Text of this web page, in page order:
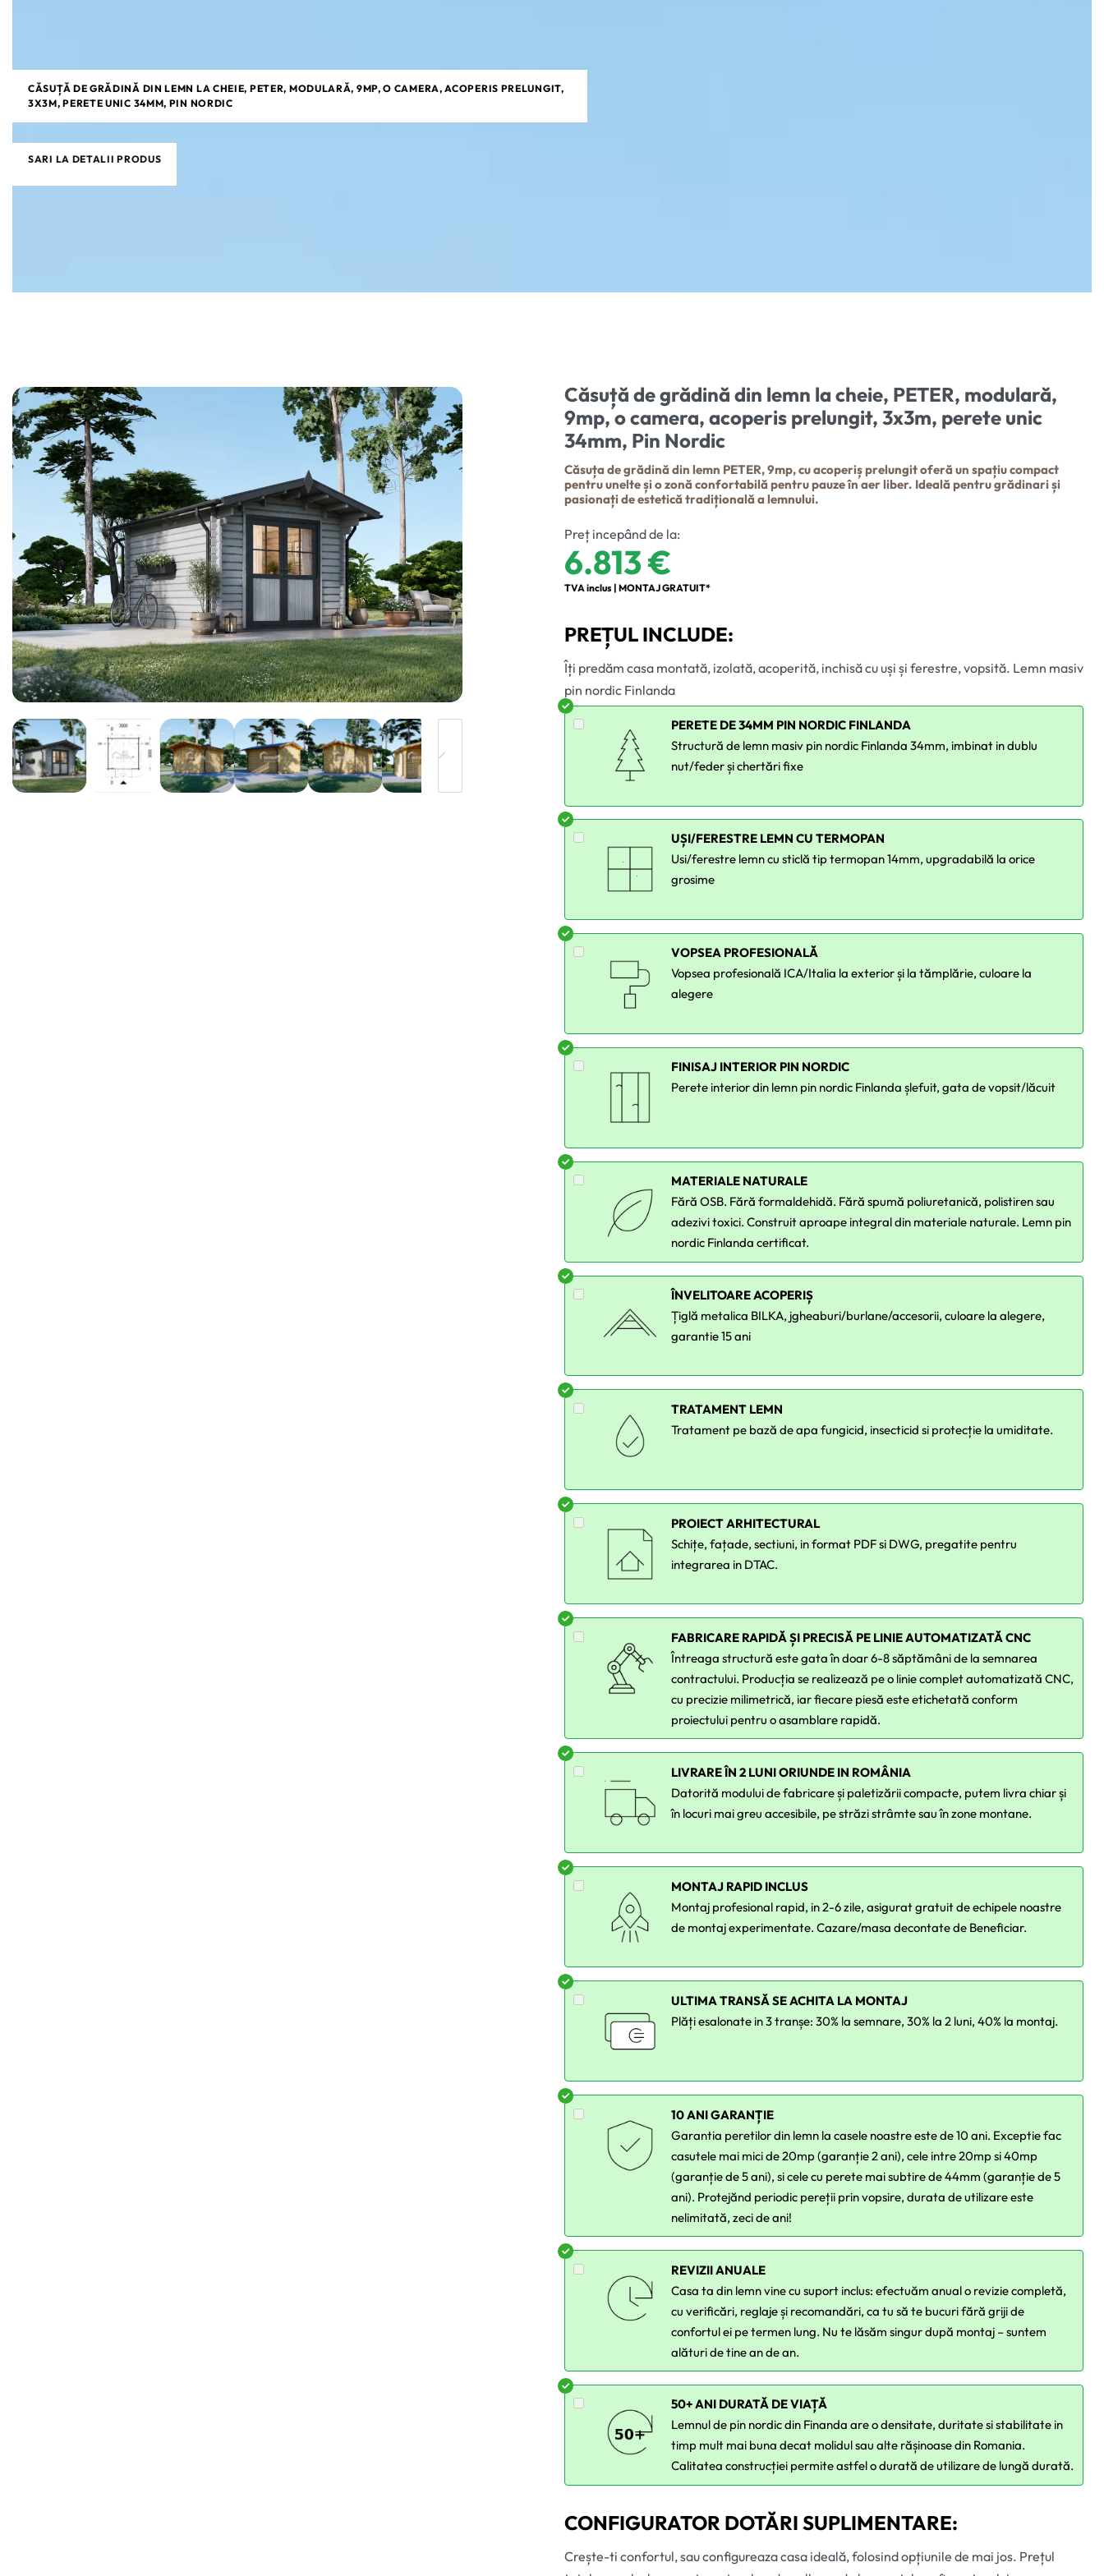
CĂSUȚĂ DE GRĂDINĂ DIN LEMN LA CHEIE, PETER, MODULARĂ, 9MP, O CAMERA, ACOPERIS PRELUNGIT,
3X3M, PERETE UNIC 34MM, PIN NORDIC
SARI LA DETALII PRODUS
Căsuță de grădină din lemn la cheie, PETER, modulară,
9mp, o camera, acoperis prelungit, 3x3m, perete unic
34mm, Pin Nordic
Căsuța de grădină din lemn PETER, 9mp, cu acoperiș prelungit oferă un spațiu compact
pentru unelte și o zonă confortabilă pentru pauze în aer liber. Ideală pentru grădinari și
pasionați de estetică tradițională a lemnului.
Preț incepând de la:
6.813€
TVA inclus | MONTAJ GRATUIT*
PREȚUL INCLUDE:
Îți predăm casa montată, izolată, acoperită, inchisă cu uși și ferestre, vopsită. Lemn masiv
pin nordic Finlanda
PERETE DE 34MM PIN NORDIC FINLANDA
Structură de lemn masiv pin nordic Finlanda 34mm, imbinat in dublu
nut/feder și chertări fixe
UȘI/FERESTRE LEMN CU TERMOPAN
Usi/ferestre lemn cu sticlă tip termopan 14mm, upgradabilă la orice
grosime
VOPSEA PROFESIONALĂ
Vopsea profesională ICA/Italia la exterior și la tămplărie, culoare la
alegere
FINISAJ INTERIOR PIN NORDIC
Perete interior din lemn pin nordic Finlanda șlefuit, gata de vopsit/lăcuit
MATERIALE NATURALE
Fără OSB. Fără formaldehidă. Fără spumă poliuretanică, polistiren sau
adezivi toxici. Construit aproape integral din materiale naturale. Lemn pin
nordic Finlanda certificat.
ÎNVELITOARE ACOPERIȘ
Țiglă metalica BILKA, jgheaburi/burlane/accesorii, culoare la alegere,
garantie 15 ani
TRATAMENT LEMN
Tratament pe bază de apa fungicid, insecticid si protecție la umiditate.
PROIECT ARHITECTURAL
Schițe, fațade, sectiuni, in format PDF si DWG, pregatite pentru
integrarea in DTAC.
FABRICARE RAPIDĂ ȘI PRECISĂ PE LINIE AUTOMATIZATĂ CNC
Întreaga structură este gata în doar 6-8 săptămâni de la semnarea
contractului. Producția se realizează pe o linie complet automatizată CNC,
cu precizie milimetrică, iar fiecare piesă este etichetată conform
proiectului pentru o asamblare rapidă.
LIVRARE ÎN 2 LUNI ORIUNDE IN ROMÂNIA
Datorită modului de fabricare și paletizării compacte, putem livra chiar și
în locuri mai greu accesibile, pe străzi strâmte sau în zone montane.
MONTAJ RAPID INCLUS
Montaj profesional rapid, in 2-6 zile, asigurat gratuit de echipele noastre
de montaj experimentate. Cazare/masa decontate de Beneficiar.
ULTIMA TRANSĂ SE ACHITA LA MONTAJ
Plăți esalonate in 3 tranșe: 30% la semnare, 30% la 2 luni, 40% la montaj.
10 ANI GARANȚIE
Garantia peretilor din lemn la casele noastre este de 10 ani. Exceptie fac
casutele mai mici de 20mp (garanție 2 ani), cele intre 20mp si 40mp
(garanție de 5 ani), si cele cu perete mai subtire de 44mm (garanție de 5
ani). Protejănd periodic pereții prin vopsire, durata de utilizare este
nelimitată, zeci de ani!
REVIZII ANUALE
Casa ta din lemn vine cu suport inclus: efectuăm anual o revizie completă,
cu verificări, reglaje și recomandări, ca tu să te bucuri fără griji de
confortul ei pe termen lung. Nu te lăsăm singur după montaj – suntem
alături de tine an de an.
50+ ANI DURATĂ DE VIAȚĂ
Lemnul de pin nordic din Finanda are o densitate, duritate si stabilitate in
timp mult mai buna decat molidul sau alte rășinoase din Romania.
Calitatea construcției permite astfel o durată de utilizare de lungă durată.
CONFIGURATOR DOTĂRI SUPLIMENTARE:
Crește-ti confortul, sau configureaza casa ideală, folosind opțiunile de mai jos. Prețul